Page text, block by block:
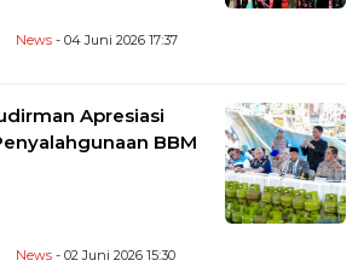
News - 04 Juni 2026 17:37
Apresiasi
BBM
News - 02 Juni 2026 15:30